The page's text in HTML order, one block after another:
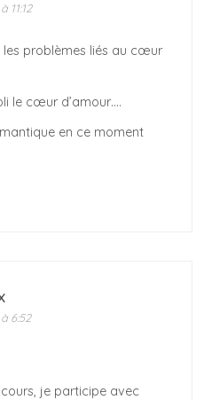
11:12
les problèmes liés au cœur
le cœur d’amour….
en ce moment
6:52
je participe avec